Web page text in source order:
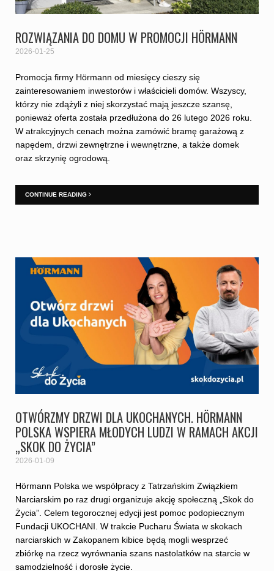
ROZWIĄZANIA DO DOMU W PROMOCJI HÖRMANN
2026-01-25
Promocja firmy Hörmann od miesięcy cieszy się
zainteresowaniem inwestorów i właścicieli domów. Wszyscy,
którzy nie zdążyli z niej skorzystać mają jeszcze szansę,
ponieważ oferta została przedłużona do 26 lutego 2026 roku.
W atrakcyjnych cenach można zamówić bramę garażową z
napędem, drzwi zewnętrzne i wewnętrzne, a także domek
oraz skrzynię ogrodową.
CONTINUE READING
OTWÓRZMY DRZWI DLA UKOCHANYCH. HÖRMANN
POLSKA WSPIERA MŁODYCH LUDZI W RAMACH AKCJI
„SKOK DO ŻYCIA”
2026-01-09
Hörmann Polska we współpracy z Tatrzańskim Związkiem
Narciarskim po raz drugi organizuje akcję społeczną „Skok do
Życia”. Celem tegorocznej edycji jest pomoc podopiecznym
Fundacji UKOCHANI. W trakcie Pucharu Świata w skokach
narciarskich w Zakopanem kibice będą mogli wesprzeć
zbiórkę na rzecz wyrównania szans nastolatków na starcie w
samodzielność i dorosłe życie.